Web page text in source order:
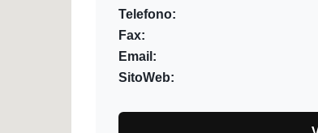
Telefono:
Fax:
Email:
SitoWeb: